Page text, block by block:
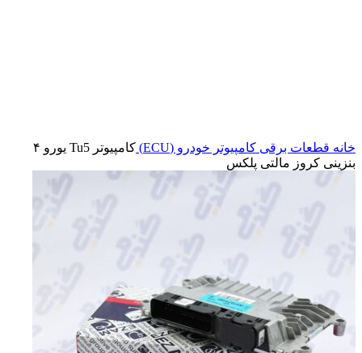
خانه قطعات برقی کامپیوتر خودرو (ECU)
کامپیوتر Tu5 یورو ۴
بنزینی کروز مالتی پلکس